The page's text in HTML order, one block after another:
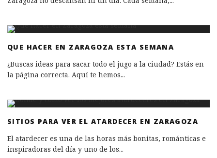
QUE HACER EN ZARAGOZA ESTA SEMANA
¿Buscas ideas para sacar todo el jugo a la ciudad? Estás en
la página correcta. Aquí te hemos...
SITIOS PARA VER EL ATARDECER EN ZARAGOZA
El atardecer es una de las horas más bonitas, románticas e
inspiradoras del día y uno de los...